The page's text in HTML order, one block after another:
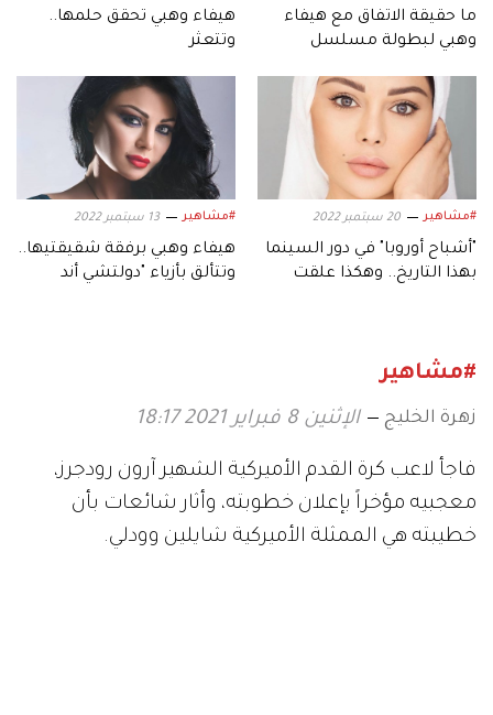
ما حقيقة الاتفاق مع هيفاء
وهبي لبطولة مسلسل
هيفاء وهبي تحقق حلمها..
وتتعثر
#مشاهير 20 سبتمبر 2022
"أشباح أوروبا" في دور السينما
بهذا التاريخ.. وهكذا علقت
#مشاهير 13 سبتمبر 2022
هيفاء وهبي برفقة شقيقتيها..
وتتألق بأزياء "دولتشي أند
#مشاهير
زهرة الخليج الإثنين 8 فبراير 2021 18:17
فاجأ لاعب كرة القدم الأميركية الشهير آرون رودجرز،
معجبيه مؤخراً بإعلان خطوبته، وأثار شائعات بأن
خطيبته هي الممثلة الأميركية شايلين وودلي.